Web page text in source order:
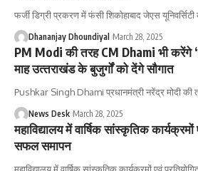
फर्जी डिग्री प्रकरण में फंसी शिकोहाबाद जेएस
Dhananjay Dhoundiyal March 28, 2025
PM Modi की तरह CM Dhami भी करेंगे
माह उत्‍तराखंड के बुजुर्गों को देंगे सौगात
Pushkar Singh Dhami प्रधानमंत्री नरेंद्र मोदी की
News Desk March 28, 2025
महाविद्यालय में वार्षिक सांस्कृतिक
सफल समापन